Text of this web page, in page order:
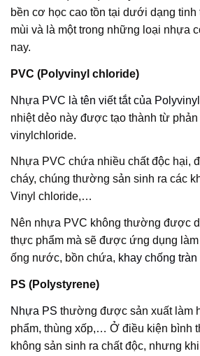
bền cơ học cao tồn tại dưới dạng tinh
mùi và là một trong những loại nhựa
nay.
PVC (Polyvinyl chloride)
Nhựa PVC là tên viết tắt của
nhiệt dẻo này được tạo thành từ
vinylchloride.
Nhựa PVC chứa nhiều chất độc hại,
cháy, chúng thường sản sinh ra các
Vinyl chloride,…
Nên nhựa PVC không thường được
thực phẩm mà sẽ được ứng dụng
ống nước, bồn chứa, khay chống
PS (Polystyrene)
Nhựa PS thường được sản xuất làm
phẩm, thùng xốp,… Ở điều kiện bình
không sản sinh ra chất độc, nhưng